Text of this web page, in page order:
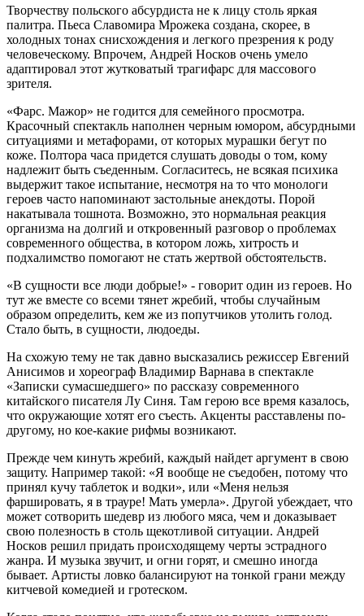
Творчеству польского абсурдиста не к лицу столь яркая
палитра. Пьеса Славомира Мрожека создана, скорее, в
холодных тонах снисхождения и легкого презрения к роду
человеческому. Впрочем, Андрей Носков очень умело
адаптировал этот жутковатый трагифарс для массового
зрителя.
«Фарс. Мажор» не годится для семейного просмотра.
Красочный спектакль наполнен черным юмором, абсурдными
ситуациями и метафорами, от которых мурашки бегут по
коже. Полтора часа придется слушать доводы о том, кому
надлежит быть съеденным. Согласитесь, не всякая психика
выдержит такое испытание, несмотря на то что монологи
героев часто напоминают застольные анекдоты. Порой
накатывала тошнота. Возможно, это нормальная реакция
организма на долгий и откровенный разговор о проблемах
современного общества, в котором ложь, хитрость и
подхалимство помогают не стать жертвой обстоятельств.
«В сущности все люди добрые!» - говорит один из героев. Но
тут же вместе со всеми тянет жребий, чтобы случайным
образом определить, кем же из попутчиков утолить голод.
Стало быть, в сущности, людоеды.
На схожую тему не так давно высказались режиссер Евгений
Анисимов и хореограф Владимир Варнава в спектакле
«Записки сумасшедшего» по рассказу современного
китайского писателя Лу Синя. Там герою все время казалось,
что окружающие хотят его съесть. Акценты расставлены по-
другому, но кое-какие рифмы возникают.
Прежде чем кинуть жребий, каждый найдет аргумент в свою
защиту. Например такой: «Я вообще не съедобен, потому что
принял кучу таблеток и водки», или «Меня нельзя
фаршировать, я в трауре! Мать умерла». Другой убеждает, что
может сотворить шедевр из любого мяса, чем и доказывает
свою полезность в столь щекотливой ситуации. Андрей
Носков решил придать происходящему черты эстрадного
жанра. И музыка звучит, и огни горят, и смешно иногда
бывает. Артисты ловко балансируют на тонкой грани между
китчевой комедией и гротеском.